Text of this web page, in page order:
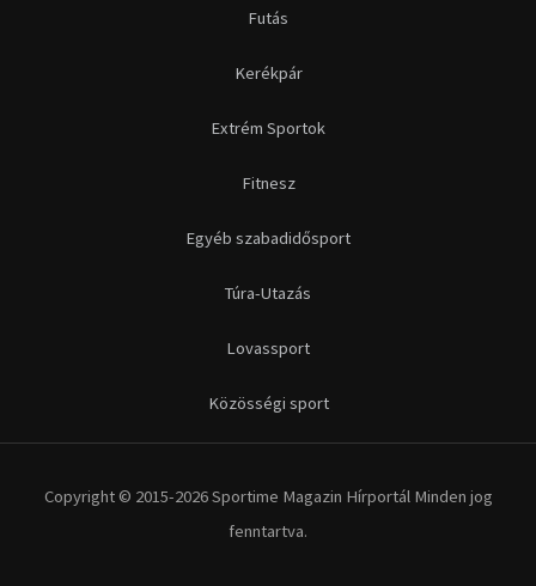
Futás
Kerékpár
Extrém Sportok
Fitnesz
Egyéb szabadidősport
Túra-Utazás
Lovassport
Közösségi sport
Copyright © 2015-2026 Sportime Magazin Hírportál Minden jog
fenntartva.